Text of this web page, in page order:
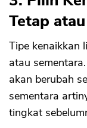
Tetap
Tipe kenaikkan
atau
akan berubah
sementara
tingkat